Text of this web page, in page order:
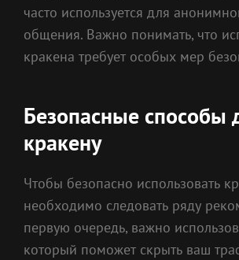
часто используется для
общения. Важно понимать, что
кракена требует особых мер
Безопасные способы
кракену
Чтобы безопасно использовать
необходимо следовать ряду
первую очередь, важно
который поможет скрыть ваш